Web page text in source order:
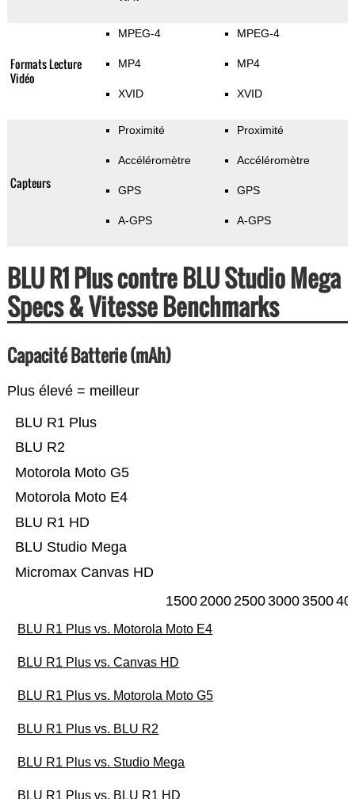
Formats Lecture
Vidéo
MPEG-4
MP4
XVID
MPEG-4
MP4
XVID
Capteurs
Proximité
Accéléromètre
GPS
A-GPS
Proximité
Accéléromètre
GPS
A-GPS
BLU R1 Plus contre BLU Studio Mega
Specs & Vitesse Benchmarks
Capacité Batterie (mAh)
Plus élevé = meilleur
Micromax Canvas HD
BLU Studio Mega
BLU R1 HD
Motorola Moto E4
Motorola Moto G5
BLU R2
BLU R1 Plus
15002000250030003500
BLU R1 Plus vs. Motorola Moto E4
BLU R1 Plus vs. Canvas HD
BLU R1 Plus vs. Motorola Moto G5
BLU R1 Plus vs. BLU R2
BLU R1 Plus vs. Studio Mega
BLU R1 Plus vs. BLU R1 HD